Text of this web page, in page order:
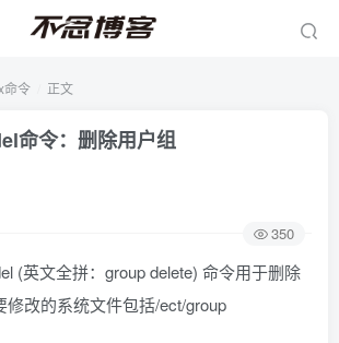
命令 正文
命令：删除用户组
350
(英文全拼：group delete) 命令用于删除
修改的系统文件包括/ect/group